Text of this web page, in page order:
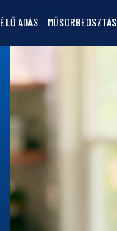
ÉLŐ ADÁS MŰSORBEOSZTÁS